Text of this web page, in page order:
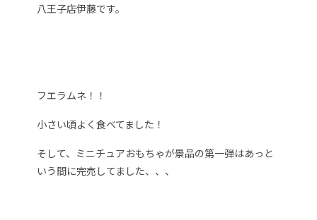
八王子店伊藤です。
フエラムネ！！
小さい頃よく食べてました！
そして、ミニチュアおもちゃが景品の第一弾はあっと
いう間に完売してました、、、